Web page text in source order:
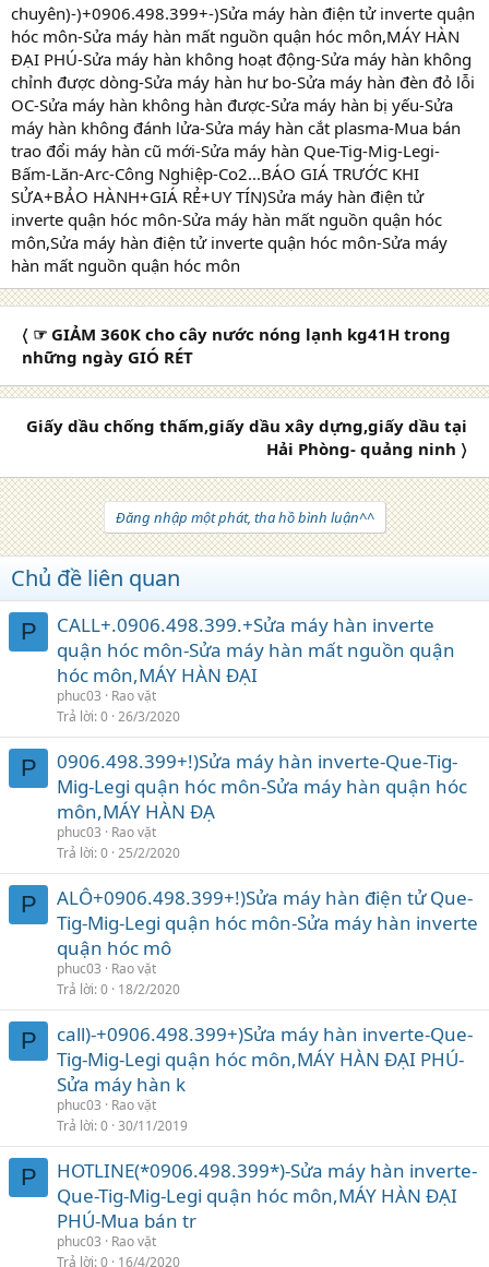
chuyên)-)+0906.498.399+-)Sửa máy hàn điện tử inverte quận
hóc môn-Sửa máy hàn mất nguồn quận hóc môn,MÁY HÀN
ĐẠI PHÚ-Sửa máy hàn không hoạt động-Sửa máy hàn không
chỉnh được dòng-Sửa máy hàn hư bo-Sửa máy hàn đèn đỏ lỗi
OC-Sửa máy hàn không hàn được-Sửa máy hàn bị yếu-Sửa
máy hàn không đánh lửa-Sửa máy hàn cắt plasma-Mua bán
trao đổi máy hàn cũ mới-Sửa máy hàn Que-Tig-Mig-Legi-
Bấm-Lăn-Arc-Công Nghiệp-Co2...BÁO GIÁ TRƯỚC KHI
SỬA+BẢO HÀNH+GIÁ RẺ+UY TÍN)Sửa máy hàn điện tử
inverte quận hóc môn-Sửa máy hàn mất nguồn quận hóc
môn,Sửa máy hàn điện tử inverte quận hóc môn-Sửa máy
hàn mất nguồn quận hóc môn
〈 ☞ GIẢM 360K cho cây nước nóng lạnh kg41H trong
những ngày GIÓ RÉT
Giấy dầu chống thấm,giấy dầu xây dựng,giấy dầu tại
Hải Phòng- quảng ninh 〉
Đăng nhập một phát, tha hồ bình luận^^
Chủ đề liên quan
P
CALL+.0906.498.399.+Sửa máy hàn inverte
quận hóc môn-Sửa máy hàn mất nguồn quận
hóc môn,MÁY HÀN ĐẠI
phuc03
Rao vặt
Trả lời 0 26/3/2020
P
0906.498.399+!)Sửa máy hàn inverte-Que-Tig-
Mig-Legi quận hóc môn-Sửa máy hàn quận hóc
môn,MÁY HÀN ĐẠ
phuc03
Rao vặt
Trả lời 0 25/2/2020
P
ALÔ+0906.498.399+!)Sửa máy hàn điện tử Que-
Tig-Mig-Legi quận hóc môn-Sửa máy hàn inverte
quận hóc mô
phuc03
Rao vặt
Trả lời 0 18/2/2020
P
call)-+0906.498.399+)Sửa máy hàn inverte-Que-
Tig-Mig-Legi quận hóc môn,MÁY HÀN ĐẠI PHÚ-
Sửa máy hàn k
phuc03
Rao vặt
Trả lời 0 30/11/2019
P
HOTLINE(*0906.498.399*)-Sửa máy hàn inverte-
Que-Tig-Mig-Legi quận hóc môn,MÁY HÀN ĐẠI
PHÚ-Mua bán tr
phuc03
Rao vặt
Trả lời 0 16/4/2020